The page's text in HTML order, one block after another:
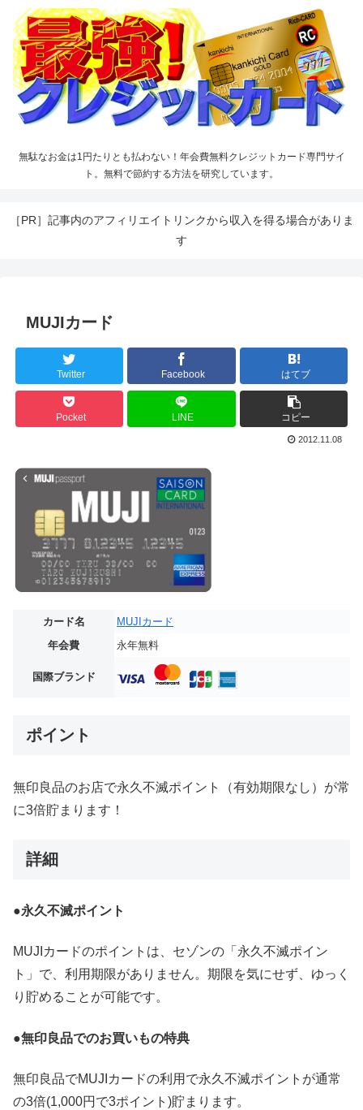
無駄なお金は1円たりとも払わない！年会費無料クレジットカード専門サイ
ト。無料で節約する方法を研究しています。
［PR］記事内のアフィリエイトリンクから収入を得る場合がありま
す
MUJIカード
Twitter Facebook はてブ
Pocket LINE コピー
2012.11.08
カード名
MUJIカード
年会費
永年無料
国際ブランド
ポイント
無印良品のお店で永久不滅ポイント（有効期限なし）が常
に3倍貯まります！
詳細
●永久不滅ポイント
MUJIカードのポイントは、セゾンの「永久不滅ポイン
ト」で、利用期限がありません。期限を気にせず、ゆっく
り貯めることが可能です。
●無印良品でのお買いもの特典
無印良品でMUJIカードの利用で永久不滅ポイントが通常
の3倍(1,000円で3ポイント)貯まります。